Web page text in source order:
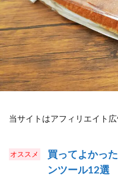
当サイトはアフィリエイト
買ってよかっ
ンツール12選